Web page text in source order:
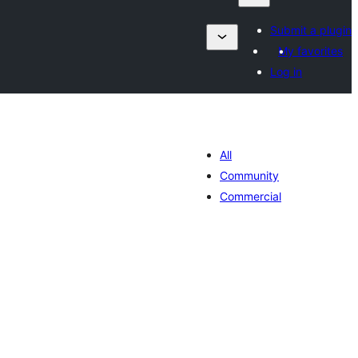
Submit a plugin
My favorites
Log in
All
Community
Commercial